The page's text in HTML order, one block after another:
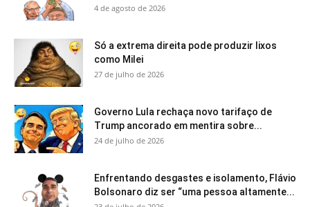
4 de agosto de 2026
Só a extrema direita pode produzir lixos
como Milei
27 de julho de 2026
Governo Lula rechaça novo tarifaço de
Trump ancorado em mentira sobre...
24 de julho de 2026
Enfrentando desgastes e isolamento, Flávio
Bolsonaro diz ser “uma pessoa altamente...